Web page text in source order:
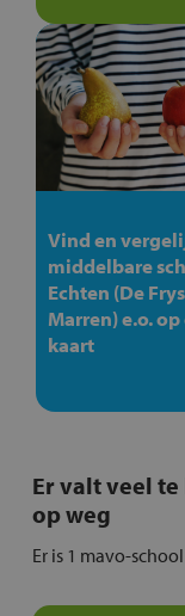
Vind en
middelbare
Echten (De
Marren) e.o. op
kaart
Er valt veel
op weg
Er is 1 mavo-